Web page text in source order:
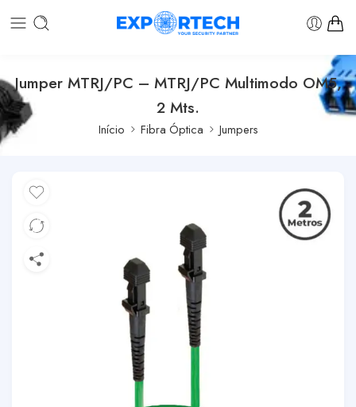
Jumper MTRJ/PC – MTRJ/PC Multimodo OM5,
2 Mts.
Início Fibra Óptica Jumpers